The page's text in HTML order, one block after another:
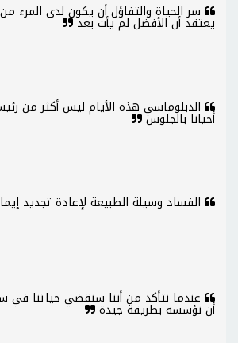
سر الحياة والتفاؤل أن يكون لدى المرء
يعتقد أن الأفضل لم يأت بعد
الدبلوماسي هذه الأيام ليس أكثر من
أحيانا بالجلوس
الفساد وسيلة الطبيعة لإعادة تجديد
عندما نتأكد من أننا سنقضي حياتنا في
أن نؤسسه بطريقة جيدة